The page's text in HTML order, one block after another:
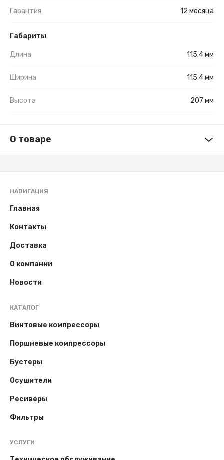
Гарантия 12 месяца
Габариты
Длина 115.4 мм
Ширина 115.4 мм
Высота 207 мм
О товаре
НАВИГАЦИЯ
Главная
Контакты
Доставка
О компании
Новости
КАТАЛОГ
Винтовые компрессоры
Поршневые компрессоры
Бустеры
Осушители
Ресиверы
Фильтры
УСЛУГИ